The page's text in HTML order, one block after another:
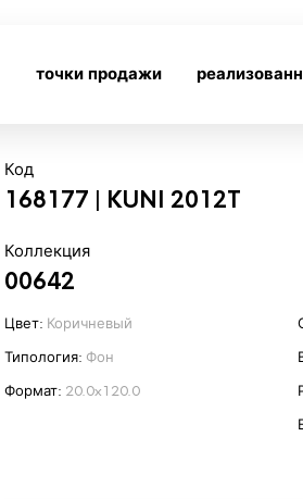
точки продажи
Код
168177 | KUNI 2012T
Коллекция
00642
Цвет: Коричневый
Типология: Фон
Формат: 20.0x120.0